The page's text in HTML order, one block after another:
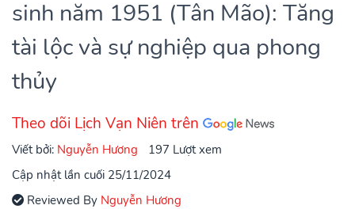
sinh năm 1951 (Tân Mão): Tăng
tài lộc và sự nghiệp qua phong
thủy
Theo dõi Lịch Vạn Niên trên
Viết bởi: Nguyễn Hương
197 Lượt xem
Cập nhật lần cuối 25/11/2024
Reviewed By Nguyễn Hương